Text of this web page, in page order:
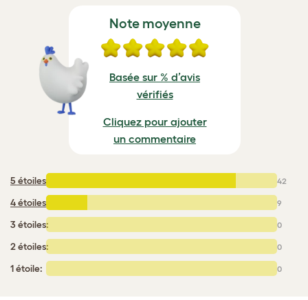
Note moyenne
Basée sur % d’avis
vérifiés
Cliquez pour ajouter
un commentaire
5 étoiles 42
4 étoiles 9
3 étoiles: 0
2 étoiles: 0
1 étoile: 0